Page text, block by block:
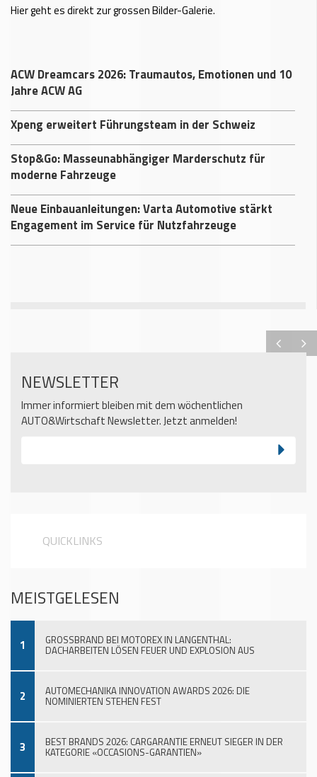
Hier geht es direkt zur grossen Bilder-Galerie.
ACW Dreamcars 2026: Traumautos, Emotionen und 10
Jahre ACW AG
Xpeng erweitert Führungsteam in der Schweiz
Stop&Go: Masseunabhängiger Marderschutz für
moderne Fahrzeuge
Neue Einbauanleitungen: Varta Automotive stärkt
Engagement im Service für Nutzfahrzeuge
NEWSLETTER
Immer informiert bleiben mit dem wöchentlichen
AUTO&Wirtschaft Newsletter. Jetzt anmelden!
QUICKLINKS
MEISTGELESEN
1 GROSSBRAND BEI MOTOREX IN LANGENTHAL:
DACHARBEITEN LÖSEN FEUER UND EXPLOSION AUS
2 AUTOMECHANIKA INNOVATION AWARDS 2026: DIE
NOMINIERTEN STEHEN FEST
3 BEST BRANDS 2026: CARGARANTIE ERNEUT SIEGER IN DER
KATEGORIE «OCCASIONS-GARANTIEN»